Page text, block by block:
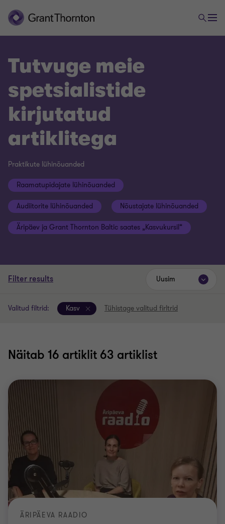
Tutvuge meie
spetsialistide
kirjutatud
artiklitega
Praktikute lühinõuanded
Raamatupidajate lühinõuanded
Audiitorite lühinõuanded Nõustajate lühinõuanded
Äripäev ja Grant Thornton Baltic saates „Kasvukursil“
Filter results
Valitud filtrid: Kasv Tühistage valitud firltrid
Näitab 16 artiklit 63 artiklist
Uusim
ÄRIPÄEVA RAADIO